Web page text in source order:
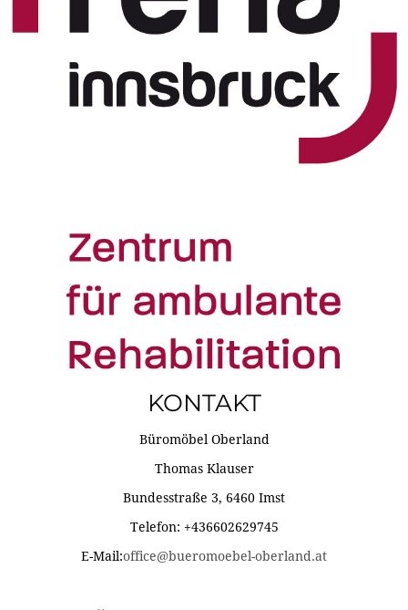
KONTAKT
Büromöbel Oberland
Thomas Klauser
Bundesstraße 3, 6460 Imst
Telefon: +436602629745
E-Mail:office@bueromoebel-oberland.at